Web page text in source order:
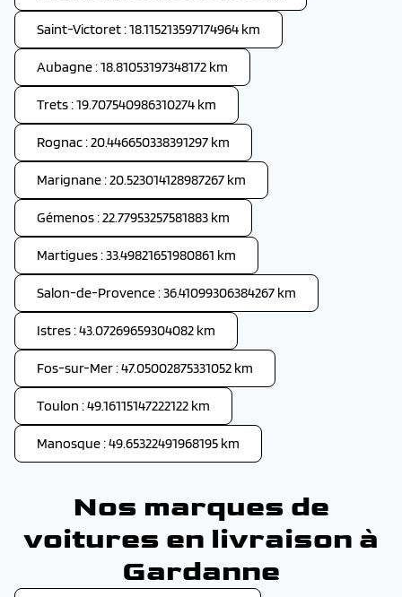
Saint-Victoret : 18.115213597174964 km
Aubagne : 18.81053197348172 km
Trets : 19.707540986310274 km
Rognac : 20.446650338391297 km
Marignane : 20.523014128987267 km
Gémenos : 22.77953257581883 km
Martigues : 33.49821651980861 km
Salon-de-Provence : 36.41099306384267 km
Istres : 43.07269659304082 km
Fos-sur-Mer : 47.05002875331052 km
Toulon : 49.16115147222122 km
Manosque : 49.65322491968195 km
Nos marques de
voitures en livraison à
Gardanne